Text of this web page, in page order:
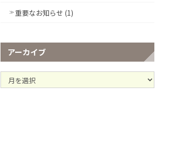
重要なお知らせ (1)
アーカイブ
ー